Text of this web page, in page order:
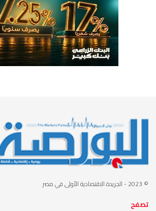
© 2023 - الجريدة الاقتصادية الأولى في مصر
تصفح